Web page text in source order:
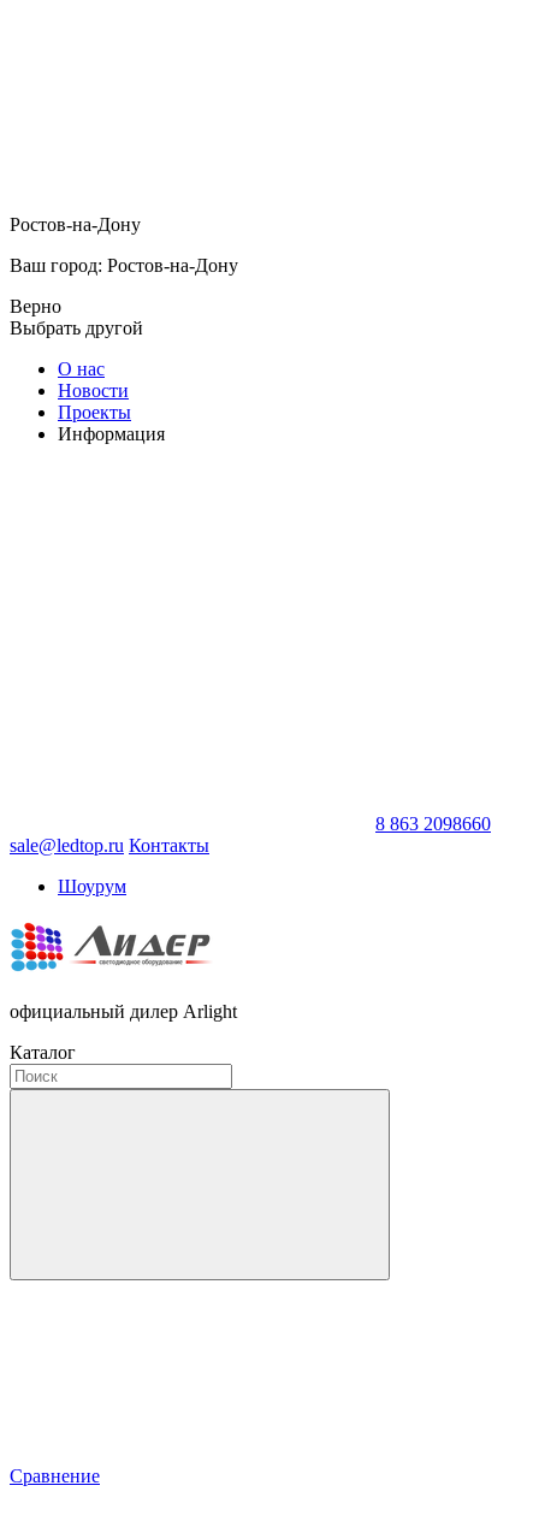
Ростов-на-Дону
Ваш город: Ростов-на-Дону
Верно
Выбрать другой
О нас
Новости
Проекты
Информация
8 863 2098660
sale@ledtop.ru Контакты
Шоурум
официальный дилер Arlight
Каталог
Сравнение